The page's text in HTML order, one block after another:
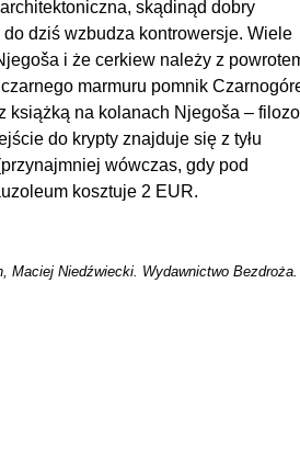
skądinąd dobry
dziś wzbudza kontrowersje. Wiele
i że cerkiew należy z
marmuru pomnik
książką na kolanach Njegoša –
do krypty znajduje się z tyłu
wówczas, gdy pod
kosztuje 2 EUR.
Maciej Niedźwiecki. Wydawnictwo Bezdroża.